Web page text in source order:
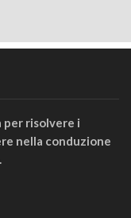
per risolvere i
nella conduzione